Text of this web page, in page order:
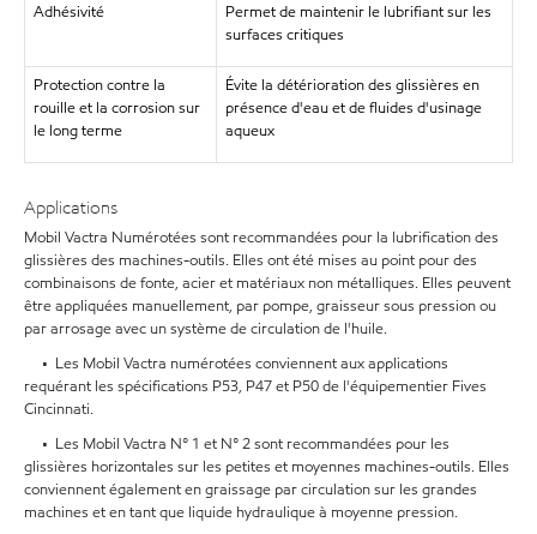
Adhésivité
Permet de maintenir le lubrifiant sur les
surfaces critiques
Protection contre la
rouille et la corrosion sur
le long terme
Évite la détérioration des glissières en
présence d'eau et de fluides d'usinage
aqueux
Applications
Mobil Vactra Numérotées sont recommandées pour la lubrification des
glissières des machines-outils. Elles ont été mises au point pour des
combinaisons de fonte, acier et matériaux non métalliques. Elles peuvent
être appliquées manuellement, par pompe, graisseur sous pression ou
par arrosage avec un système de circulation de l'huile.
• Les Mobil Vactra numérotées conviennent aux applications
requérant les spécifications P53, P47 et P50 de l'équipementier Fives
Cincinnati.
• Les Mobil Vactra N° 1 et N° 2 sont recommandées pour les
glissières horizontales sur les petites et moyennes machines-outils. Elles
conviennent également en graissage par circulation sur les grandes
machines et en tant que liquide hydraulique à moyenne pression.